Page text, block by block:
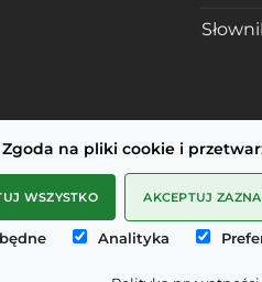
Zgoda na pliki cookie i
WSZYSTKO AKCEPTUJ
Analityka